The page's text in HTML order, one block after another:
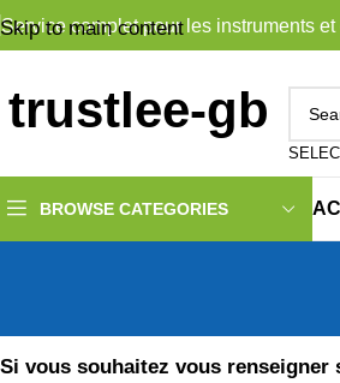
Skip to main content
Service complet pour les instruments
BROWSE CATEGORIES
Si vous souhaitez vous